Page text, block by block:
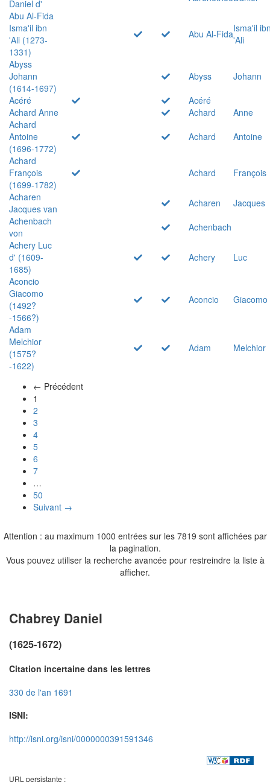
Daniel d'
Abu Al-Fida
Isma'il ibn
'Ali (1273-
1331)
Abu Al-FidaIsma'il
'Ali
Abyss
Johann
(1614-1697)
Abyss
Johann
Acéré
Acéré
Achard Anne
Achard
Anne
Achard
Antoine
(1696-1772)
Achard
Antoine
Achard
François
(1699-1782)
Achard
François
Acharen
Jacques van
Acharen
Jacques
Achenbach
von
Achenbach
Achery Luc
d' (1609-
1685)
Achery
Luc
Aconcio
Giacomo
(1492?
-1566?)
Aconcio Giacomo
Adam
Melchior
(1575?
-1622)
Adam Melchior
← Précédent
1
2
3
4
5
6
7
…
50
Suivant →
Attention : au maximum 1000 entrées sur les 7819 sont affichées par
la pagination.
Vous pouvez utiliser la recherche avancée pour restreindre la liste à
afficher.
Chabrey Daniel
(1625-1672)
Citation incertaine dans les lettres
330 de l'an 1691
ISNI:
http://isni.org/isni/0000000391591346
URL persistante :